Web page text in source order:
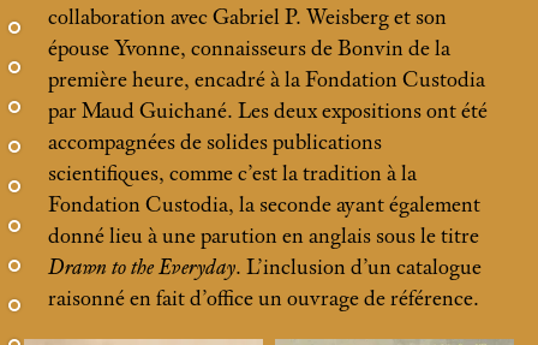
collaboration avec Gabriel P. Weisberg et son
épouse Yvonne, connaisseurs de Bonvin de la
première heure, encadré à la Fondation Custodia
par Maud Guichané. Les deux expositions ont été
accompagnées de solides publications
scientifiques, comme c’est la tradition à la
Fondation Custodia, la seconde ayant également
donné lieu à une parution en anglais sous le titre
Drawn to the Everyday. L’inclusion d’un catalogue
raisonné en fait d’office un ouvrage de référence.